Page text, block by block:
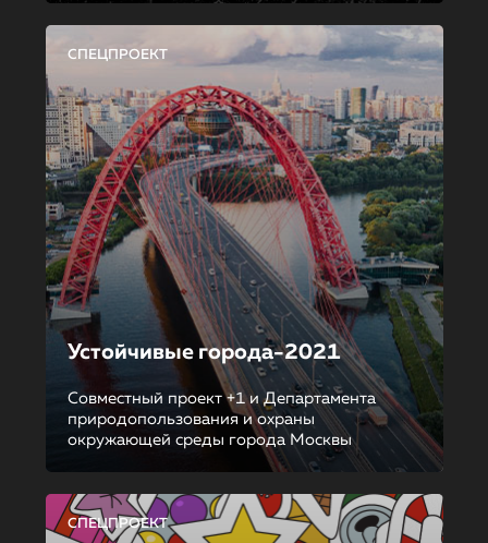
СПЕЦПРОЕКТ
Устойчивые города-2021
Совместный проект +1 и Департамента
природопользования и охраны
окружающей среды города Москвы
СПЕЦПРОЕКТ